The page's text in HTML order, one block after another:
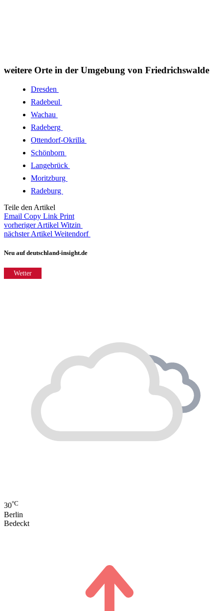
weitere Orte in der Umgebung von Friedrichswalde
Dresden
Radebeul
Wachau
Radeberg
Ottendorf-Okrilla
Schönborn
Langebrück
Moritzburg
Radeburg
Teile den Artikel
Email Copy Link Print
vorheriger Artikel Witzin
nächster Artikel Weitendorf
Neu auf deutschland-insight.de
Wetter
30°C
Berlin
Bedeckt